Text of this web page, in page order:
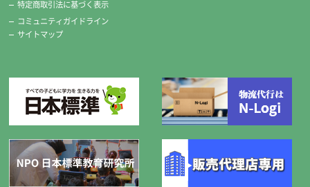
特定商取引法に基づく表示
コミュニティガイドライン
サイトマップ